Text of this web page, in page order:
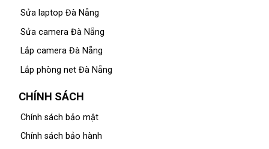
Sửa laptop Đà Nẵng
Sửa camera Đà Nẵng
Lắp camera Đà Nẵng
Lắp phòng net Đà Nẵng
CHÍNH SÁCH
Chính sách bảo mật
Chính sách bảo hành